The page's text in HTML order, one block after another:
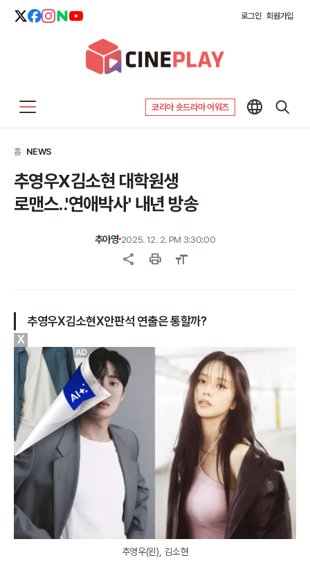
로그인 회원가입
코리아 숏드라마 어워즈
홈>NEWS
추영우X김소현 대학원생
로맨스..'연애박사' 내년 방송
추아영 2025. 12. 2. PM 3:30:00
share print format_size
추영우X김소현X안판석 연출은 통할까?
추영우(왼), 김소현
X